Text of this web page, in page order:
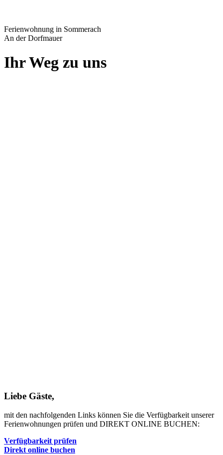
Ferienwohnung in Sommerach
An der Dorfmauer
Ihr Weg zu uns
Liebe Gäste,
mit den nachfolgenden Links können Sie die Verfügbarkeit unserer
Ferienwohnungen prüfen und DIREKT ONLINE BUCHEN:
Verfügbarkeit prüfen
Direkt online buchen